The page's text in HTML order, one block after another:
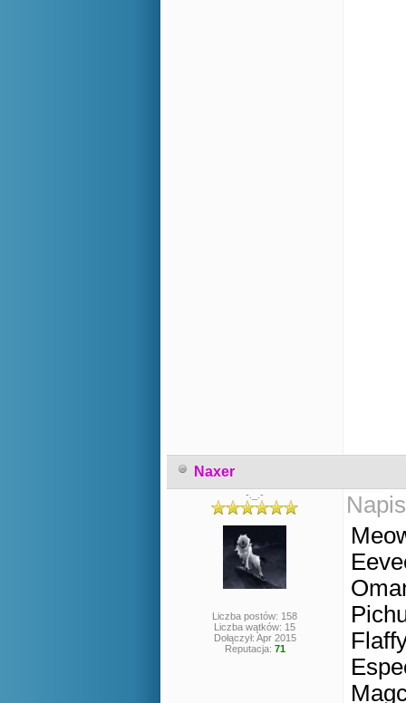
Naxer
-._.-
Liczba postów: 158
Liczba wątków: 15
Dołączył: Apr 2015
Reputacja: 71